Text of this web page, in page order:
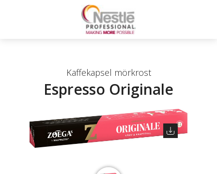
Kaffekapsel mörkrost
Espresso Originale